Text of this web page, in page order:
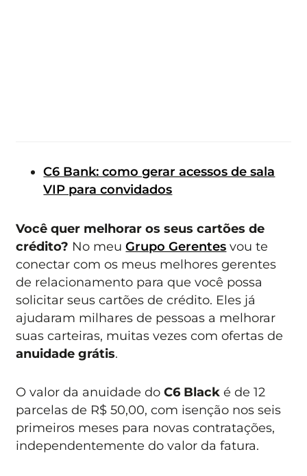
C6 Bank: como gerar acessos de sala
VIP para convidados
Você quer melhorar os seus cartões de
crédito? No meuGrupo Gerentes vou te
conectar com os meus melhores gerentes
de relacionamento para que você possa
solicitar seus cartões de crédito. Eles já
ajudaram milhares de pessoas a melhorar
suas carteiras, muitas vezes com ofertas de
anuidade grátis.
O valor da anuidade doC6 Black é de 12
parcelas de R$ 50,00, com isenção nos seis
primeiros meses para novas contratações,
independentemente do valor da fatura.